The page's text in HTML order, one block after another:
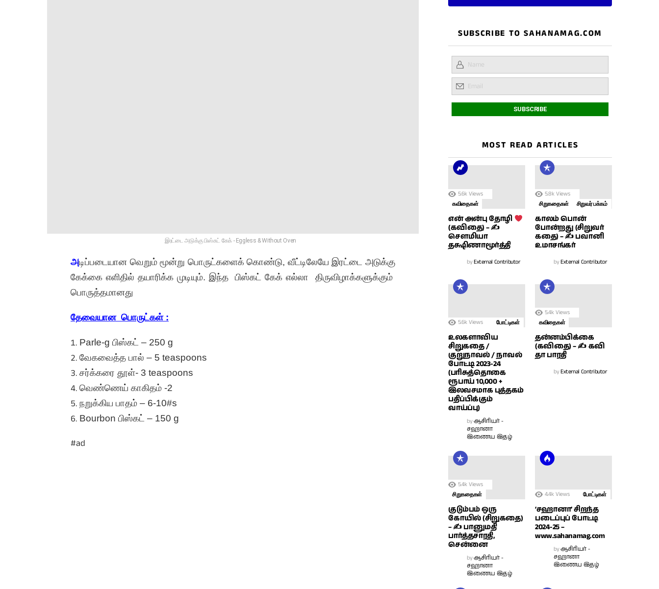
இரட்டை அடுக்கு பிஸ்கட் கேக் - Eggless & Without Oven
அடிப்படையான வெறும் மூன்று பொருட்களைக் கொண்டு, வீட்டிலேயே இரட்டை அடுக்கு
கேக்கை எளிதில் தயாரிக்க முடியும். இந்த பிஸ்கட் கேக் எல்லா திருவிழாக்களுக்கும்
பொருத்தமானது
தேவையான பொருட்கள் :
Parle-g பிஸ்கட் – 250 g
வேகவைத்த பால் – 5 teaspoons
சர்க்கரை தூள்- 3 teaspoons
வெண்ணெய் காகிதம் -2
நறுக்கிய பாதம் – 6-10#s
Bourbon பிஸ்கட் – 150 g
#ad
SUBSCRIBE TO SAHANAMAG.COM
MOST READ ARTICLES
5.6k Views
கவிதைகள்
என் அன்பு தோழி
(கவிதை) – ✍
சௌமியா
தக்ஷிணாமூர்த்தி
byExternal Contributor
5.8k Views
சிறுகதைகள் சிறுவர் பக்கம்
காலம் பொன்
போன்றது (சிறுவர்
கதை) – ✍ பவானி
உமாசங்கர்
byExternal Contributor
5.6k Views போட்டிகள்
உலகளாவிய
சிறுகதை /
குறுநாவல் / நாவல்
போட்டி 2023-24
(பரிசுத்தொகை
ரூபாய் 10,000 +
இலவசமாக புத்தகம்
பதிப்பிக்கும்
வாய்ப்பு)
byஆசிரியர் -
சஹானா
இணைய இதழ்
5.4k Views
கவிதைகள்
தன்னம்பிக்கை
(கவிதை) – ✍ கவி
தா பாரதி
byExternal Contributor
5.4k Views
சிறுகதைகள்
குடும்பம் ஒரு
கோயில் (சிறுகதை)
– ✍ பானுமதி
பார்த்தசாரதி,
சென்னை
byஆசிரியர் -
சஹானா
இணைய இதழ்
4.4k Views போட்டிகள்
‘சஹானா’ சிறந்த
படைப்புப் போட்டி
2024-25 –
www.sahanamag.com
byஆசிரியர் -
சஹானா
இணைய இதழ்